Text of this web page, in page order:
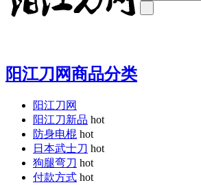
阳江刀网商品分类
阳江刀网
阳江刀新品 hot
防身电棍 hot
日本武士刀 hot
狗腿弯刀 hot
付款方式 hot